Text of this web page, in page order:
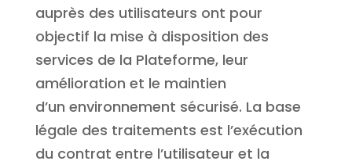
auprès des utilisateurs ont pour
objectif la mise à disposition des
services de la Plateforme, leur
amélioration et le maintien
d’un environnement sécurisé. La base
légale des traitements est l’exécution
du contrat entre l’utilisateur et la